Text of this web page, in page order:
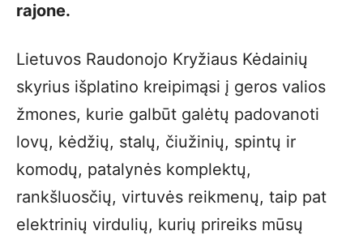
rajone.
Lietuvos Raudonojo Kryžiaus Kėdainių
skyrius išplatino kreipimąsi į geros valios
žmones, kurie galbūt galėtų padovanoti
lovų, kėdžių, stalų, čiužinių, spintų ir
komodų, patalynės komplektų,
rankšluosčių, virtuvės reikmenų, taip pat
elektrinių virdulių, kurių prireiks mūsų